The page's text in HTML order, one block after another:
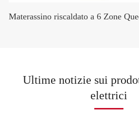
Materassino riscaldato a 6 Zone
Ultime notizie sui
elettrici